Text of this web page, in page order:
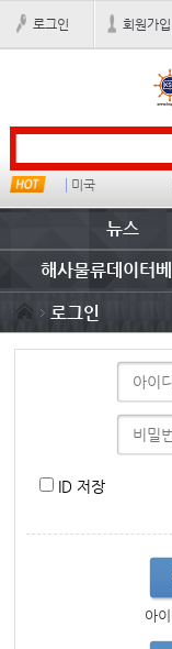
로그인 회원가입
미국
뉴스
해사물류데이터
로그인
ID 저장
아